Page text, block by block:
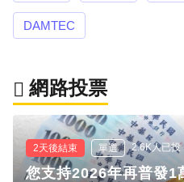
DAMTEC
網路投票
2天後結束 單選 2.6K人已投
您支持2026年再普發1